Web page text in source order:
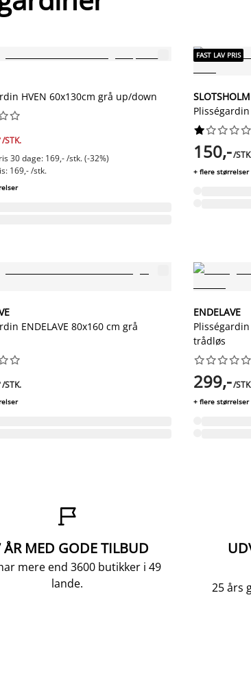
HVEN 60x130cm grå up/down


/STK.
30 dage: 169,- /stk. (-32%)
169,- /stk.
FAST LAV PRIS
Plisségardin






150,-/
+ flere størrelser
ENDELAVE 80x160 cm grå


/STK.
ENDELAVE
Plisségardin
trådløs






299,-/
+ flere størrelser

ÅR MED GODE TILBUD
har mere end 3600 butikker i 49
lande.
25 års